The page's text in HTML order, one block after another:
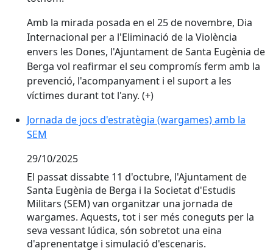
Amb la mirada posada en el 25 de novembre, Dia
Internacional per a l'Eliminació de la Violència
envers les Dones, l'Ajuntament de Santa Eugènia de
Berga vol reafirmar el seu compromís ferm amb la
prevenció, l'acompanyament i el suport a les
víctimes durant tot l'any. (+)
Jornada de jocs d'estratègia (wargames) amb la SEM
Jornada de jocs d'estratègia (wargames) amb la
SEM
29/10/2025
El passat dissabte 11 d'octubre, l'Ajuntament de
Santa Eugènia de Berga i la Societat d'Estudis
Militars (SEM) van organitzar una jornada de
wargames. Aquests, tot i ser més coneguts per la
seva vessant lúdica, són sobretot una eina
d'aprenentatge i simulació d'escenaris.